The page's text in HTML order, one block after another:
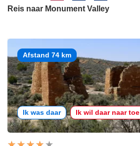
Reis naar Monument Valley
Afstand 74 km
Ik was daar Ik wil daar naar toe